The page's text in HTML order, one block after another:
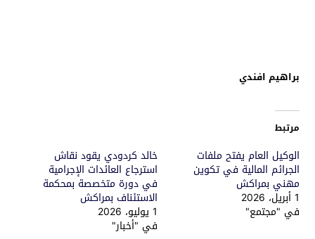
براهيم افندي
مرتبط
الوكيل العام يفتح ملفات
الجرائم المالية في تكوين
مهني بمراكش
1 أبريل، 2026
في "مجتمع"
خالد كردودي يقود نقاش
استرجاع العائدات الإجرامية
في دورة متخصصة بمحكمة
الاستئناف بمراكش
1 يوليو، 2026
في "أخبار"